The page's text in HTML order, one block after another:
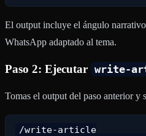
El output incluye el ángulo
WhatsApp adaptado al tema.
Paso 2: Ejecutar write-
Tomas el output del paso anterior y
/write-article